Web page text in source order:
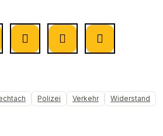
Polizei Verkehr Widerstand